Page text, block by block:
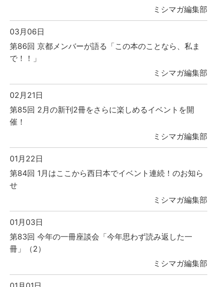
ミシマガ編集部
03月06日
第86回 京都メンバーが語る「この本のことなら、私ま
で！！」
ミシマガ編集部
02月21日
第85回 2月の新刊2冊をさらに楽しめるイベントを開
催！
ミシマガ編集部
01月22日
第84回 1月はここから西日本でイベント連続！のお知ら
せ
ミシマガ編集部
01月03日
第83回 今年の一冊座談会「今年思わず読み返した一
冊」（2）
ミシマガ編集部